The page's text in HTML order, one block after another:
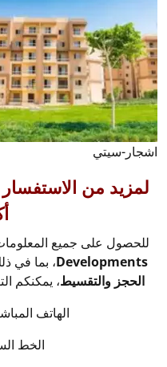
اشجار-سيتي
لمزيد من
للحصول على جميع
Developments، بما في
الحجز والتقسيط، يمكنكم
الهاتف
الخط